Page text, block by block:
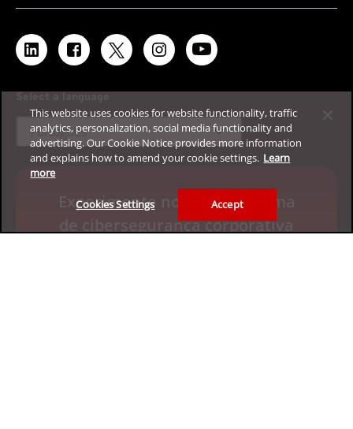
Português expand_more
Experimente nossa plataforma
de cibersegurança corporativa
This website uses cookies for website functionality, traffic
analytics, personalization, social media functionality and
advertising. Our Cookie Notice provides more information
and explains how to amend your cookie settings. Learn
more
Cookies Settings Accept